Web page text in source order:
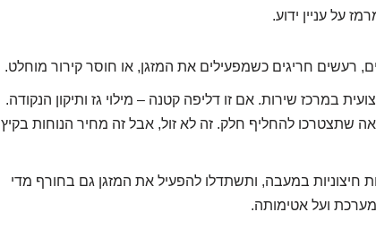
על עניין ידוע.
רעשים חריגים כשמפעילים את המזגן, או חוסר קירור מוחלט.
במרכז שירות. אם זו דליפה קטנה – מילוי גז ותיקון הנקודה.
שתצטרכו להחליף חלק. זה לא זול, אבל זה מחיר הנוחות בקיץ
חיצוניות במעבה, ותשתדלו להפעיל את המזגן גם בחורף מדי
ועל אטימותה.